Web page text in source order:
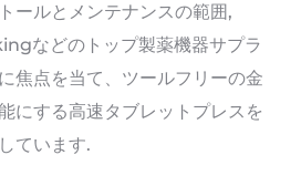
ールとメンテナンスの範囲,
などのトップ製薬機器サプラ
焦点を当て、ツールフリーの金
にする高速タブレットプレスを
ています.